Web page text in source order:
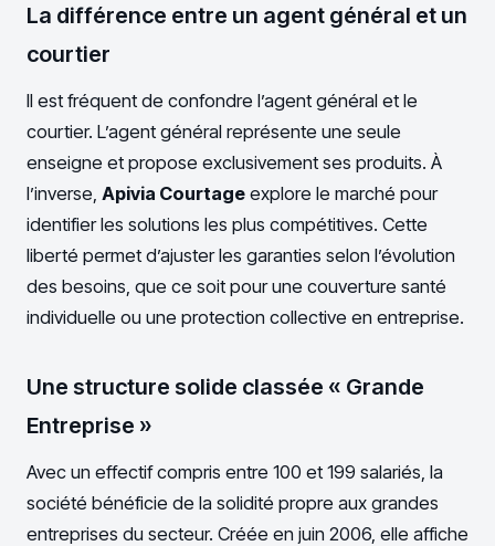
La différence entre un agent général et un
courtier
Il est fréquent de confondre l’agent général et le
courtier. L’agent général représente une seule
enseigne et propose exclusivement ses produits. À
l’inverse, Apivia Courtage explore le marché pour
identifier les solutions les plus compétitives. Cette
liberté permet d’ajuster les garanties selon l’évolution
des besoins, que ce soit pour une couverture santé
individuelle ou une protection collective en entreprise.
Une structure solide classée « Grande
Entreprise »
Avec un effectif compris entre 100 et 199 salariés, la
société bénéficie de la solidité propre aux grandes
entreprises du secteur. Créée en juin 2006, elle affiche